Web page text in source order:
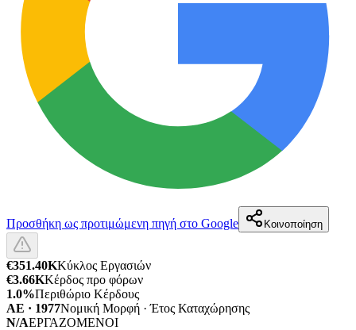
Προσθήκη ως προτιμώμενη πηγή στο Google Κοινοποίηση
€351.40KΚύκλος Εργασιών
€3.66KΚέρδος προ φόρων
1.0%Περιθώριο Κέρδους
ΑΕ · 1977Νομική Μορφή · Έτος Καταχώρησης
N/AΕΡΓΑΖΟΜΕΝΟΙ